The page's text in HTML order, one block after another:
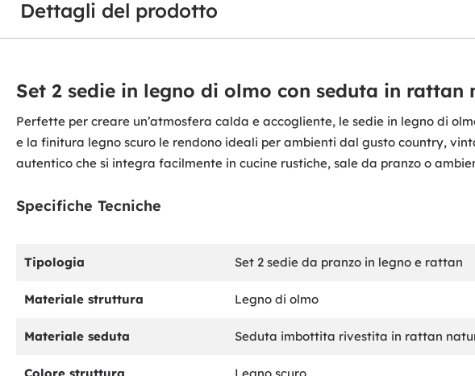
Dettagli del prodotto
Set 2 sedie in legno di olmo con seduta in rattan
Perfette per creare un’atmosfera calda e accogliente, le sedie in legno di
e la finitura legno scuro le rendono ideali per ambienti dal gusto country,
autentico che si integra facilmente in cucine rustiche, sale da pranzo o
Specifiche Tecniche
Tipologia Set 2 sedie da pranzo in legno e rattan
Materiale struttura Legno di olmo
Materiale seduta Seduta imbottita rivestita in rattan